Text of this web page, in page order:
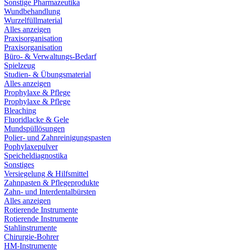
Sonstige Pharmazeutika
Wundbehandlung
Wurzelfüllmaterial
Alles anzeigen
Praxisorganisation
Praxisorganisation
Büro- & Verwaltungs-Bedarf
Spielzeug
Studien- & Übungsmaterial
Alles anzeigen
Prophylaxe & Pflege
Prophylaxe & Pflege
Bleaching
Fluoridlacke & Gele
Mundspüllösungen
Polier- und Zahnreinigungspasten
Pophylaxepulver
Speicheldiagnostika
Sonstiges
Versiegelung & Hilfsmittel
Zahnpasten & Pflegeprodukte
Zahn- und Interdentalbürsten
Alles anzeigen
Rotierende Instrumente
Rotierende Instrumente
Stahlinstrumente
Chirurgie-Bohrer
HM-Instrumente